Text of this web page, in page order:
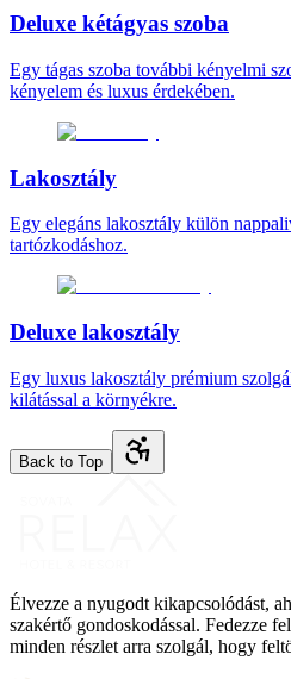
Deluxe kétágyas szoba
Egy tágas szoba további kényelmi
kényelem és luxus érdekében.
Lakosztály
Egy elegáns lakosztály külön
tartózkodáshoz.
Deluxe lakosztály
Egy luxus lakosztály prémium
kilátással a környékre.
Back to Top
Élvezze a nyugodt kikapcsolódást,
szakértő gondoskodással. Fedezze
minden részlet arra szolgál, hogy